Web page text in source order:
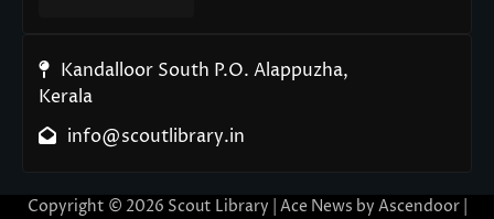
Kandalloor South P.O. Alappuzha,
Kerala
info@scoutlibrary.in
Copyright © 2026 Scout Library | Ace News by Ascendoor|